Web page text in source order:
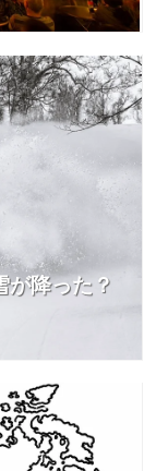
が降った？